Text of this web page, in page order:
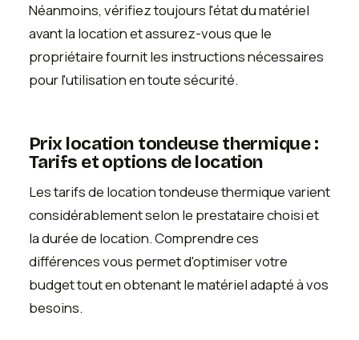
Néanmoins, vérifiez toujours l'état du matériel
avant la location et assurez-vous que le
propriétaire fournit les instructions nécessaires
pour l'utilisation en toute sécurité.
Prix location tondeuse thermique :
Tarifs et options de location
Les tarifs de location tondeuse thermique varient
considérablement selon le prestataire choisi et
la durée de location. Comprendre ces
différences vous permet d'optimiser votre
budget tout en obtenant le matériel adapté à vos
besoins.